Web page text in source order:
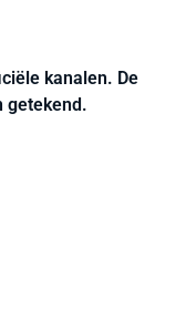
kanalen. De
getekend.